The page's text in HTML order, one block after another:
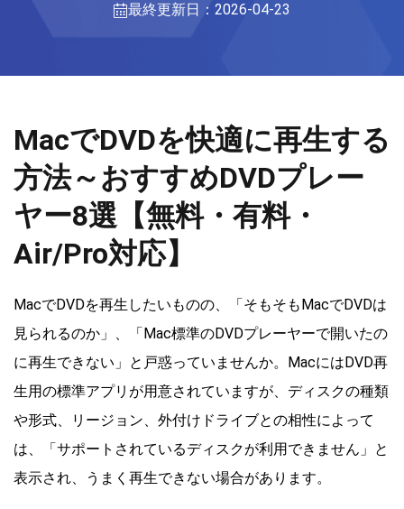
最終更新日：2026-04-23
MacでDVDを快適に再生する
方法～おすすめDVDプレー
ヤー8選【無料・有料・
Air/Pro対応】
MacでDVDを再生したいものの、「そもそもMacでDVDは
見られるのか」、「Mac標準のDVDプレーヤーで開いたの
に再生できない」と戸惑っていませんか。MacにはDVD再
生用の標準アプリが用意されていますが、ディスクの種類
や形式、リージョン、外付けドライブとの相性によって
は、「サポートされているディスクが利用できません」と
表示され、うまく再生できない場合があります。